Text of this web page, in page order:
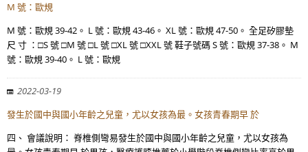
M 號：歐規
M 號：歐規 39-42。 L 號：歐規 43-46。 XL 號：歐規 47-50。 全足矽膠墊
尺 寸 ：□S 號 □M 號 □L 號 □XL 號 □XXL 號 鞋子號碼 S 號：歐規 37-38。 M
號：歐規 39-40。 L 號：歐規
2022-03-19
發生於國中與國小年齡之兒童，尤以女孩為最。女孩青春期早 於
四、 會議說明： 脊椎側彎易發生於國中與國小年齡之兒童，尤以女孩為